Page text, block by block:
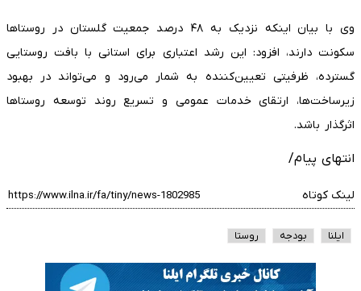
وی با بیان اینکه نزدیک به ۴۸ درصد جمعیت گلستان در روستاها
سکونت دارند، افزود: این رشد اعتباری برای استانی با بافت روستایی
گسترده، ظرفیتی تعیین‌کننده به شمار می‌رود و می‌تواند در بهبود
زیرساخت‌ها، ارتقای خدمات عمومی و تسریع روند توسعه روستاها
اثرگذار باشد.
انتهای پیام/
لینک کوتاه
ایلنا بودجه روستا